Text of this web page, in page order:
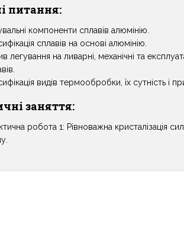
питання:
компоненти сплавів алюмінію.
сплавів на основі алюмінію.
легування на ливарні, механічні та
видів термообробки, їх сутність і
заняття:
робота 1: Рівноважна кристалізація